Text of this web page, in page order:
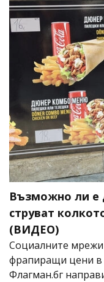
Възможно ли е
струват
(ВИДЕО)
Социалните мрежи
фрапиращи цени в
Флагман.бг